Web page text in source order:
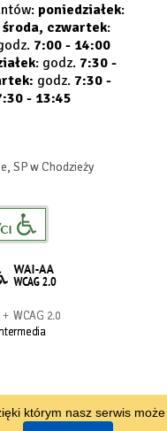
poniedziałek:
czwartek:
7:00 - 14:00
: godz. 7:30 -
godz. 7:30 -
- 13:45
SP w Chodzieży
+WCAG 2.0
którym nasz serwis może